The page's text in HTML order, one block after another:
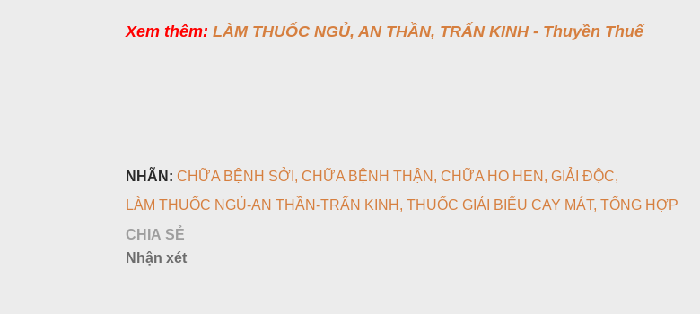
Xem thêm: LÀM THUỐC NGỦ, AN THẦN, TRẤN KINH - Thuyền Thuế
NHÃN: CHỮA BỆNH SỞI CHỮA BỆNH THẬN CHỮA HO HEN
GIẢI ĐỘC
LÀM THUỐC NGỦ-AN THẦN-TRẤN KINH
THUỐC GIẢI BIỂU CAY MÁT TỔNG HỢP
CHIA SẺ
Nhận xét